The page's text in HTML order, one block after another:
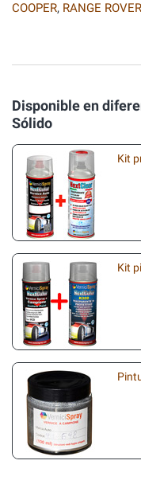
COOPER, RANGE ROVER
Disponible en
Sólido
Kit
Kit